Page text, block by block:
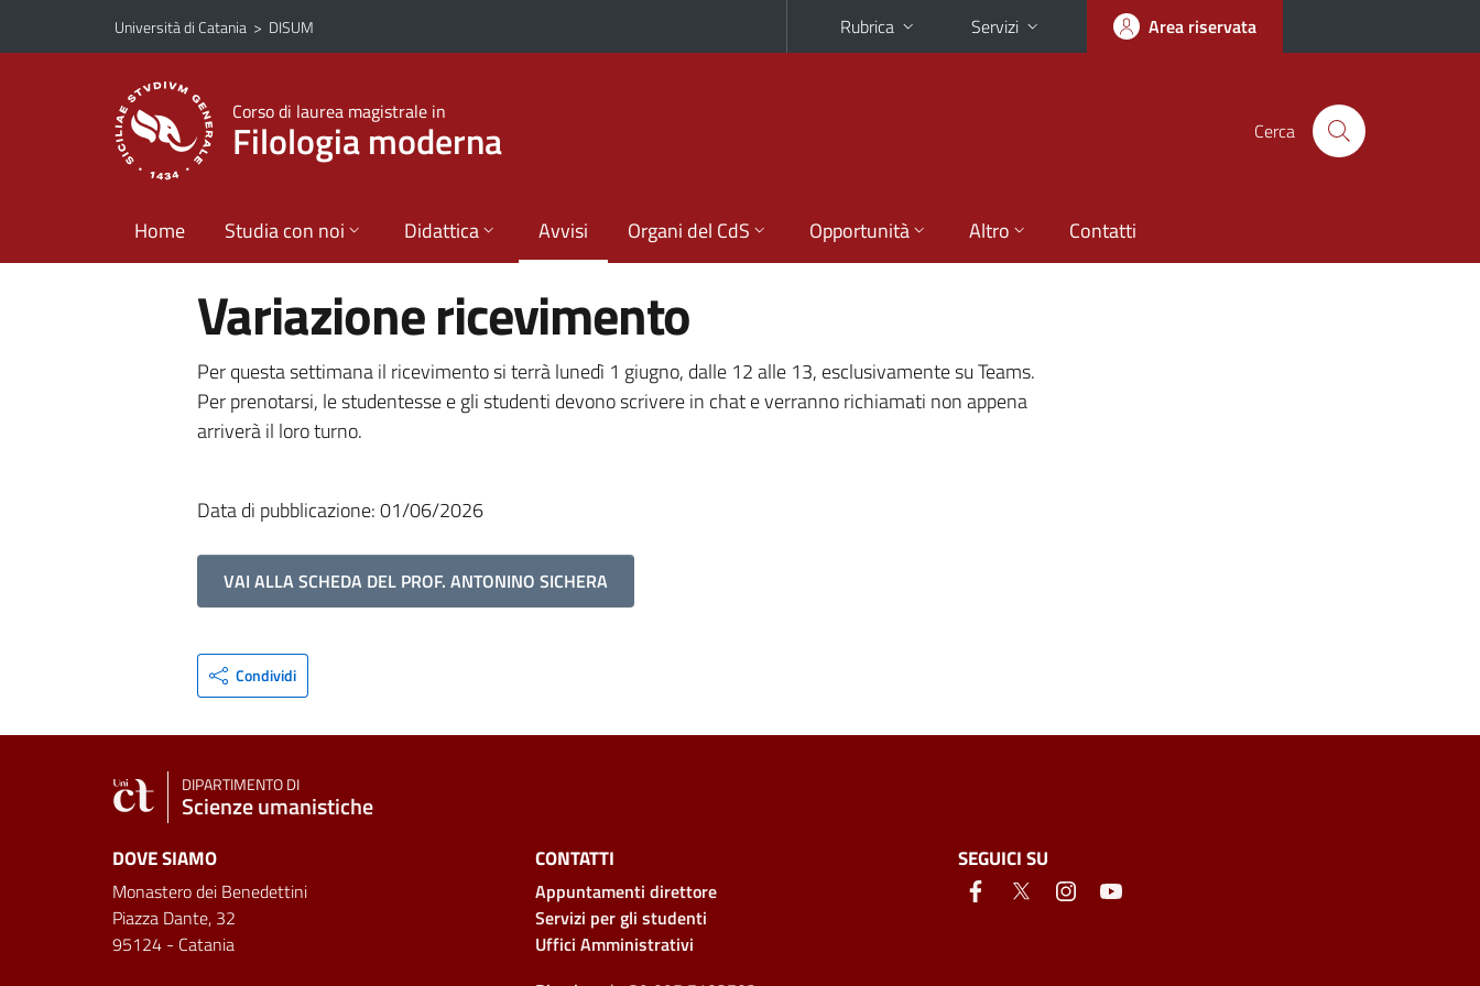
Vai al contenuto principale
Vai al menu di navigazione
Università di Catania > DISUM Rubrica Servizi Area riservata
Corso di laurea magistrale in
Filologia moderna Cerca
Home Studia con noi Didattica Avvisi Organi del CdS Opportunità Altro Contatti
Variazione ricevimento
Per questa settimana il ricevimento si terrà lunedì 1 giugno, dalle 12 alle 13, esclusivamente su Teams.
Per prenotarsi, le studentesse e gli studenti devono scrivere in chat e verranno richiamati non appena
arriverà il loro turno.
Data di pubblicazione: 01/06/2026
VAI ALLA SCHEDA DEL PROF. ANTONINO SICHERA
Condividi
DIPARTIMENTO DI
Scienze umanistiche
DOVE SIAMO
Monastero dei Benedettini
Piazza Dante, 32
95124 - Catania
CONTATTI
Appuntamenti direttore
Servizi per gli studenti
Uffici Amministrativi
SEGUICI SU